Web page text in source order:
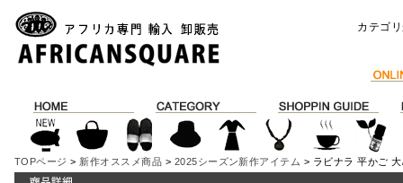
カテゴ
TOPページ > 新作オススメ商品 > 2025シーズン新作アイテム > ラビナラ 平かご